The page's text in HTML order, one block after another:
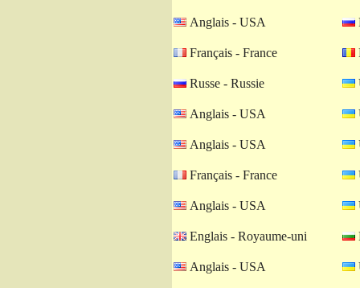
Anglais - USA
Français - France
Russe - Russie
Anglais - USA
Anglais - USA
Français - France
Anglais - USA
Englais - Royaume-uni
Anglais - USA